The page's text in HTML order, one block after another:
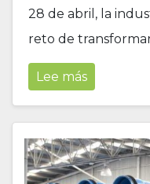
28 de abril, la
reto de
Lee más